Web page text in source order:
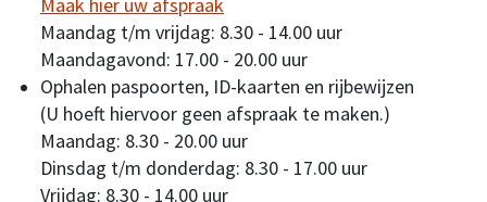
Maak hier uw afspraak
Maandag t/m vrijdag: 8.30 - 14.00 uur
Maandagavond: 17.00 - 20.00 uur
Ophalen paspoorten, ID-kaarten en rijbewijzen
(U hoeft hiervoor geen afspraak te maken.)
Maandag: 8.30 - 20.00 uur
Dinsdag t/m donderdag: 8.30 - 17.00 uur
Vrijdag: 8.30 - 14.00 uur